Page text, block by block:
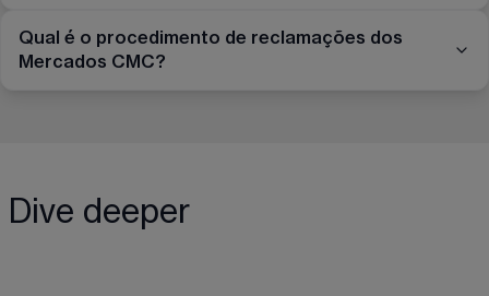
Qual é o procedimento de reclamações dos
Mercados CMC?
Dive deeper